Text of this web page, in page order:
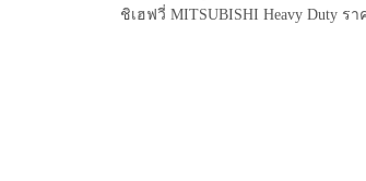
ชิเฮฟวี่ MITSUBISHI Heavy Duty ร